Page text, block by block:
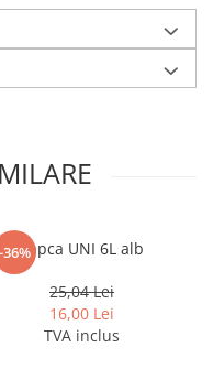
-36%Sapca UNI 6L alb
25,04 Lei
16,00 Lei
TVA inclus